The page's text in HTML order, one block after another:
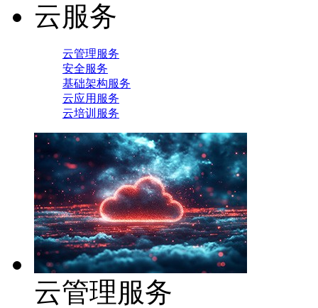
云服务
云管理服务
安全服务
基础架构服务
云应用服务
云培训服务
云管理服务